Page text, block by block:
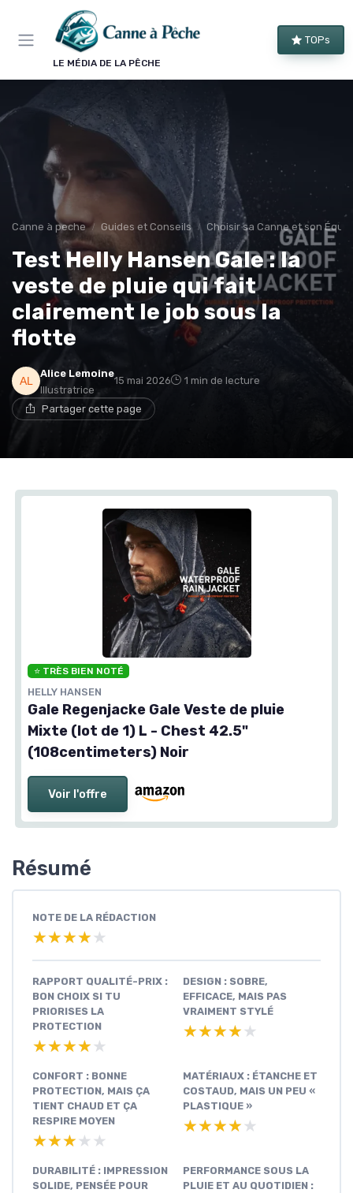
LE MÉDIA DE LA PÊCHE
TOPs
Canne à peche Guides et Conseils Choisir sa Canne et son
Test Helly Hansen Gale : la
veste de pluie qui fait
clairement le job sous la
flotte
Alice Lemoine
Illustratrice
15 mai 2026 1 min de lecture
Partager cette page
⭐ TRÈS BIEN NOTÉ
HELLY HANSEN
Gale Regenjacke Gale Veste de pluie
Mixte (lot de 1) L - Chest 42.5"
(108centimeters) Noir
Voir l'offre
Résumé
NOTE DE LA RÉDACTION
★★★★★
★★★★★
RAPPORT QUALITÉ-PRIX :
BON CHOIX SI TU
PRIORISES LA
PROTECTION
★★★★★
★★★★★
DESIGN : SOBRE,
EFFICACE, MAIS PAS
VRAIMENT STYLÉ
★★★★★
★★★★★
CONFORT : BONNE
PROTECTION, MAIS ÇA
TIENT CHAUD ET ÇA
RESPIRE MOYEN
★★★★★
★★★★★
MATÉRIAUX : ÉTANCHE ET
COSTAUD, MAIS UN PEU «
PLASTIQUE »
★★★★★
★★★★★
DURABILITÉ : IMPRESSION
SOLIDE, PENSÉE POUR
PERFORMANCE SOUS LA
PLUIE ET AU QUOTIDIEN :
Panneau de gestion des cookies